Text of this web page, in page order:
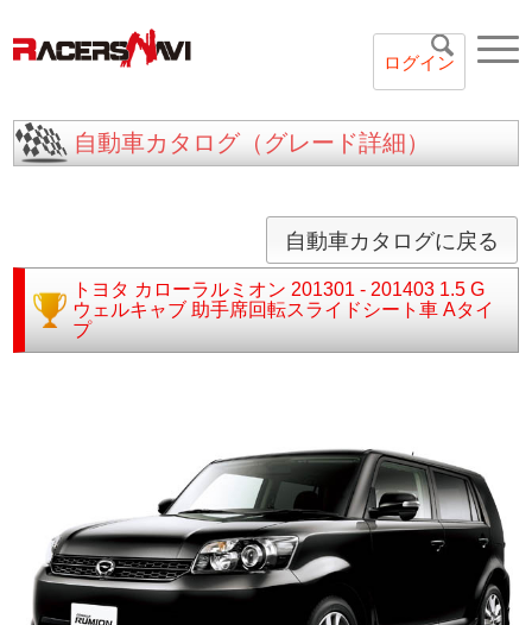
ログイン
自動車カタログ（グレード詳細）
自動車カタログに戻る
トヨタ カローラルミオン 201301 - 201403 1.5 G
ウェルキャブ 助手席回転スライドシート車 Aタイ
プ